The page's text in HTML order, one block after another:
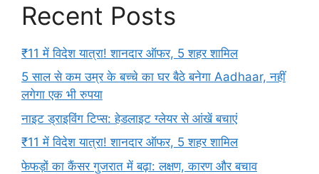
Recent Posts
₹11 में विदेश यात्रा! शानदार ऑफर, 5 शहर शामिल
5 साल से कम उम्र के बच्चे का घर बैठे बनेगा Aadhaar, नहीं
लगेगा एक भी रुपया
नाइट ड्राइविंग टिप्स: हेडलाइट ग्लेयर से आंखें बचाएं
₹11 में विदेश यात्रा! शानदार ऑफर, 5 शहर शामिल
फेफड़ों का कैंसर गुजरात में बढ़ा: लक्षण, कारण और बचाव